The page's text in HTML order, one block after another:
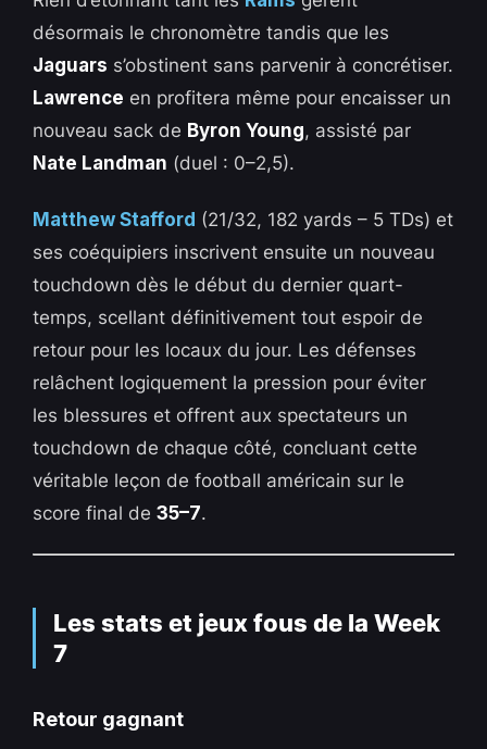
désormais le chronomètre tandis que les
Jaguars s’obstinent sans parvenir à concrétiser.
Lawrence en profitera même pour encaisser un
nouveau sack de Byron Young, assisté par
Nate Landman (duel : 0–2,5).
Matthew Stafford (21/32, 182 yards – 5 TDs) et
ses coéquipiers inscrivent ensuite un nouveau
touchdown dès le début du dernier quart-
temps, scellant définitivement tout espoir de
retour pour les locaux du jour. Les défenses
relâchent logiquement la pression pour éviter
les blessures et offrent aux spectateurs un
touchdown de chaque côté, concluant cette
véritable leçon de football américain sur le
score final de35–7.
Les stats et jeux fous de la Week
7
Retour gagnant